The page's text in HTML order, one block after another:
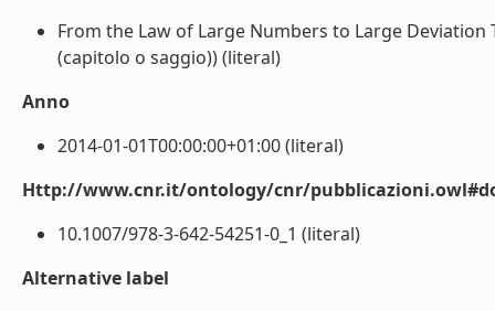
From the Law of Large Numbers to Large
(capitolo o saggio)) (literal)
Anno
2014-01-01T00:00:00+01:00 (literal)
Http://www.cnr.it/ontology/cnr/
10.1007/978-3-642-54251-0_1 (literal)
Alternative label